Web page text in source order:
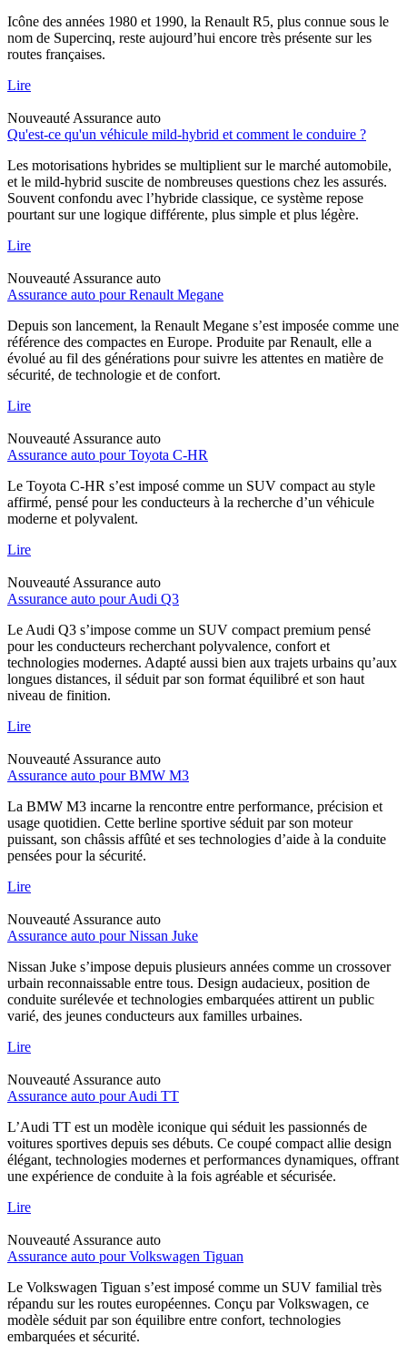
Icône des années 1980 et 1990, la Renault R5, plus connue sous le
nom de Supercinq, reste aujourd’hui encore très présente sur les
routes françaises.
Lire
Nouveauté Assurance auto
Qu'est-ce qu'un véhicule mild-hybrid et comment le conduire ?
Les motorisations hybrides se multiplient sur le marché automobile,
et le mild-hybrid suscite de nombreuses questions chez les assurés.
Souvent confondu avec l’hybride classique, ce système repose
pourtant sur une logique différente, plus simple et plus légère.
Lire
Nouveauté Assurance auto
Assurance auto pour Renault Megane
Depuis son lancement, la Renault Megane s’est imposée comme une
référence des compactes en Europe. Produite par Renault, elle a
évolué au fil des générations pour suivre les attentes en matière de
sécurité, de technologie et de confort.
Lire
Nouveauté Assurance auto
Assurance auto pour Toyota C-HR
Le Toyota C-HR s’est imposé comme un SUV compact au style
affirmé, pensé pour les conducteurs à la recherche d’un véhicule
moderne et polyvalent.
Lire
Nouveauté Assurance auto
Assurance auto pour Audi Q3
Le Audi Q3 s’impose comme un SUV compact premium pensé
pour les conducteurs recherchant polyvalence, confort et
technologies modernes. Adapté aussi bien aux trajets urbains qu’aux
longues distances, il séduit par son format équilibré et son haut
niveau de finition.
Lire
Nouveauté Assurance auto
Assurance auto pour BMW M3
La BMW M3 incarne la rencontre entre performance, précision et
usage quotidien. Cette berline sportive séduit par son moteur
puissant, son châssis affûté et ses technologies d’aide à la conduite
pensées pour la sécurité.
Lire
Nouveauté Assurance auto
Assurance auto pour Nissan Juke
Nissan Juke s’impose depuis plusieurs années comme un crossover
urbain reconnaissable entre tous. Design audacieux, position de
conduite surélevée et technologies embarquées attirent un public
varié, des jeunes conducteurs aux familles urbaines.
Lire
Nouveauté Assurance auto
Assurance auto pour Audi TT
L’Audi TT est un modèle iconique qui séduit les passionnés de
voitures sportives depuis ses débuts. Ce coupé compact allie design
élégant, technologies modernes et performances dynamiques, offrant
une expérience de conduite à la fois agréable et sécurisée.
Lire
Nouveauté Assurance auto
Assurance auto pour Volkswagen Tiguan
Le Volkswagen Tiguan s’est imposé comme un SUV familial très
répandu sur les routes européennes. Conçu par Volkswagen, ce
modèle séduit par son équilibre entre confort, technologies
embarquées et sécurité.